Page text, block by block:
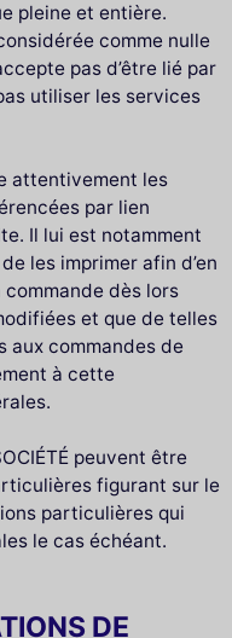
pleine et entière.
comme nulle
pas d’être lié par
utiliser les services
attentivement les
par lien
Il lui est notamment
les imprimer afin d’en
dès lors
et que de telles
aux commandes de
à cette
peuvent être
figurant sur le
particulières qui
le cas échéant.
DE